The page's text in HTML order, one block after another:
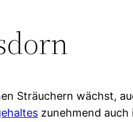
Sträuchern wächst,
zunehmend auch